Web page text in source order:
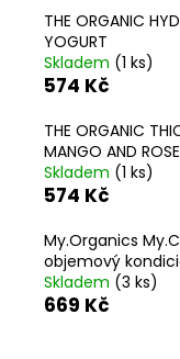
THE ORGANIC
YOGURT
Skladem (1 ks)
574 Kč
THE ORGANIC
MANGO AND ROSE
Skladem (1 ks)
574 Kč
My.Organics
objemový
Skladem (3 ks)
669 Kč